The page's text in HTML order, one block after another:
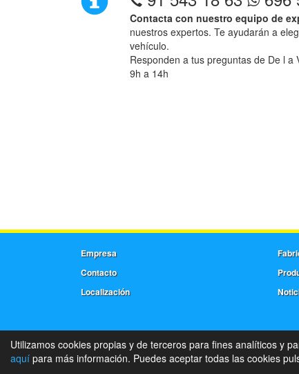
Contacta con nuestro equipo de
nuestros expertos. Te ayudarán a
vehículo.
Responden a tus preguntas de De l
9h a 14h
Empresa
Contacto
Localización
Utilizamos cookies propias y de terceros para fines analíticos y
aquí para más información. Puedes aceptar todas las cookies